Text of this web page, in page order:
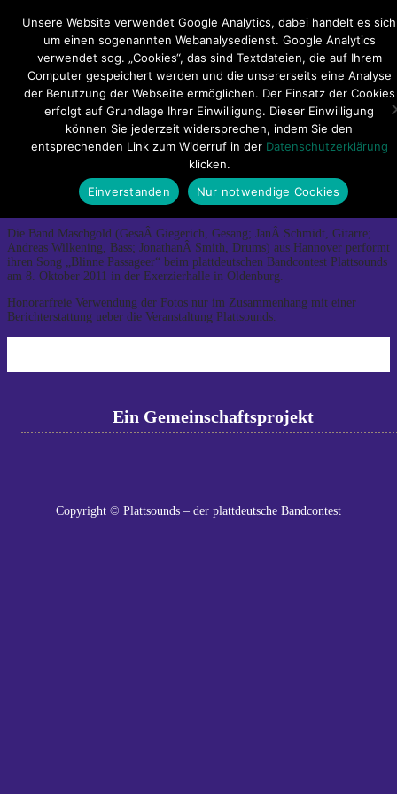
Impressum Datenschutzerklärung
Teilnahmebedingungen
Sitemap
Kontakt
Maschgold
Next→
Die Band Maschgold (GesaÂ Giegerich, Gesang; JanÂ Schmidt, Gitarre;
Andreas Wilkening, Bass; JonathanÂ Smith, Drums) aus Hannover performt
ihren Song „Blinne Passageer“ beim plattdeutschen Bandcontest Plattsounds
am 8. Oktober 2011 in der Exerzierhalle in Oldenburg.
Honorarfreie Verwendung der Fotos nur im Zusammenhang mit einer
Berichterstattung ueber die Veranstaltung Plattsounds.
Ein Gemeinschaftsprojekt
Copyright © Plattsounds – der plattdeutsche Bandcontest
Hauptmenü
Unsere Website verwendet Google Analytics, dabei handelt es sich
um einen sogenannten Webanalysedienst. Google Analytics
verwendet sog. „Cookies“, das sind Textdateien, die auf Ihrem
Computer gespeichert werden und die unsererseits eine Analyse
der Benutzung der Webseite ermöglichen. Der Einsatz der Cookies
erfolgt auf Grundlage Ihrer Einwilligung. Dieser Einwilligung
können Sie jederzeit widersprechen, indem Sie den
entsprechenden Link zum Widerruf in der Datenschutzerklärung
klicken.
Einverstanden
Nur notwendige Cookies